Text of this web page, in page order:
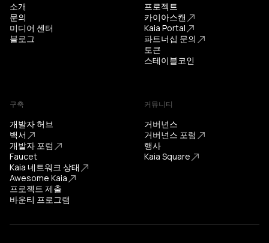
소개
문의
미디어 센터
블로그
프로젝트
카이아스캔
Kaia Portal
파트너십 문의
토큰
스테이블코인
구축
개발자 허브
백서
개발자 포럼
Faucet
Kaia 네트워크 상태
Awesome Kaia
프로젝트 제출
바운티 프로그램
커뮤니티
거버넌스
거버넌스 포럼
행사
Kaia Square